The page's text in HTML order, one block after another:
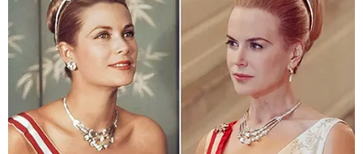
být bílé, jemně růžové a jasně
karmínové. Pokud jste si pro
vytvoření živého plotu na zahradě
vybrali spirea, doporučujeme se
blíže podívat na původní odrůdy